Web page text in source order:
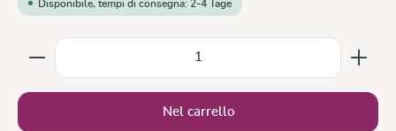
Disponibile, tempi di consegna: 2-4 Tage
Quantità del prodotto: inserisci la quantità
Nel carrello